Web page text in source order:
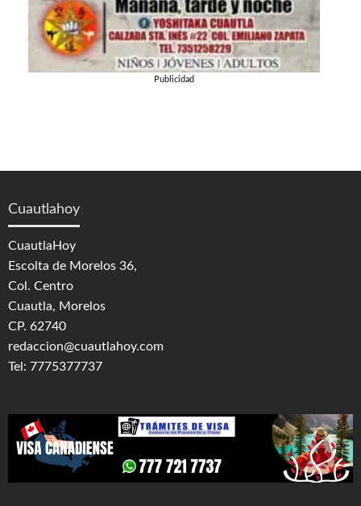
Publicidad
Cuautlahoy
CuautlaHoy
Escolta de Morelos 36,
Col. Centro
Cuautla, Morelos
CP. 62740
redaccion@cuautlahoy.com
Tel: 7775377737